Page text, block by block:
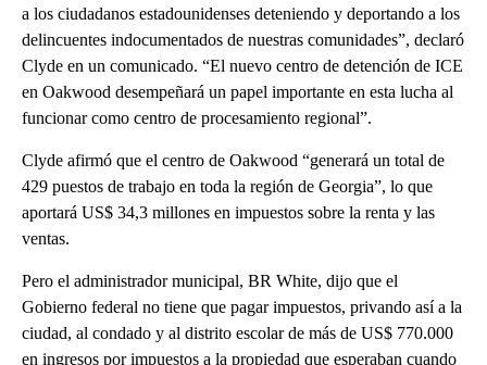
a los ciudadanos estadounidenses deteniendo y deportando a los
delincuentes indocumentados de nuestras comunidades”, declaró
Clyde en un comunicado. “El nuevo centro de detención de ICE
en Oakwood desempeñará un papel importante en esta lucha al
funcionar como centro de procesamiento regional”.
Clyde afirmó que el centro de Oakwood “generará un total de
429 puestos de trabajo en toda la región de Georgia”, lo que
aportará US$ 34,3 millones en impuestos sobre la renta y las
ventas.
Pero el administrador municipal, BR White, dijo que el
Gobierno federal no tiene que pagar impuestos, privando así a la
ciudad, al condado y al distrito escolar de más de US$ 770.000
en ingresos por impuestos a la propiedad que esperaban cuando